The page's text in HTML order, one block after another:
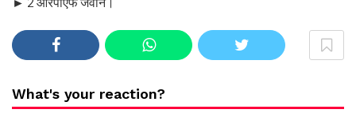
What's your reaction?